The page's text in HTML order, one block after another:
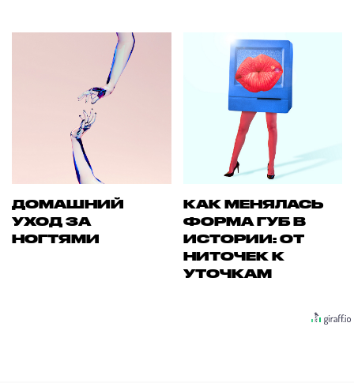
ДОМАШНИЙ
УХОД ЗА
НОГТЯМИ
КАК МЕНЯЛАСЬ
ФОРМА ГУБ В
ИСТОРИИ: ОТ
НИТОЧЕК К
УТОЧКАМ